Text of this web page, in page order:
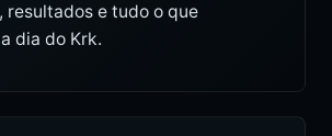
resultados e tudo o que
dia do Krk.